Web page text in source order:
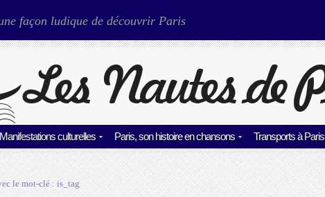
façon ludique de découvrir Paris
culturelles Paris, son histoire en chansons Transports à Paris
le mot-clé :is_tag